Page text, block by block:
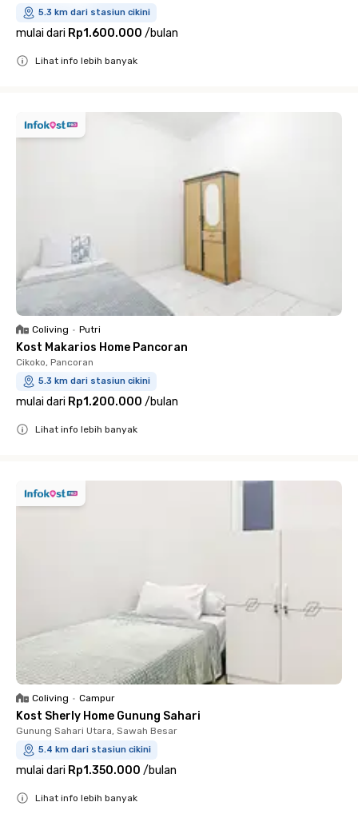
5.3 km dari stasiun cikini
mulai dari Rp1.600.000 /bulan
Lihat info lebih banyak
Coliving • Putri
Kost Makarios Home Pancoran
Cikoko, Pancoran
5.3 km dari stasiun cikini
mulai dari Rp1.200.000 /bulan
Lihat info lebih banyak
Coliving • Campur
Kost Sherly Home Gunung Sahari
Gunung Sahari Utara, Sawah Besar
5.4 km dari stasiun cikini
mulai dari Rp1.350.000 /bulan
Lihat info lebih banyak